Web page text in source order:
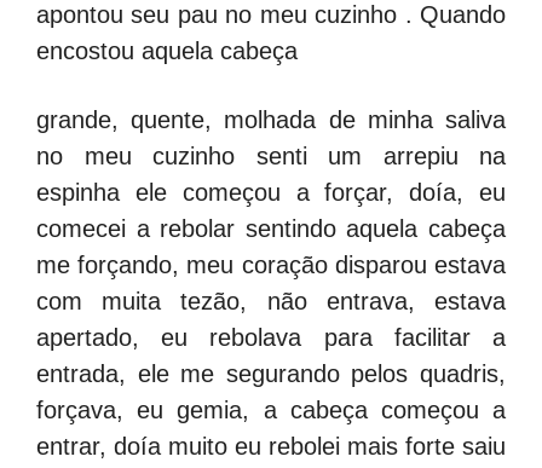
apontou seu pau no meu cuzinho . Quando
encostou aquela cabeça
grande, quente, molhada de minha saliva
no meu cuzinho senti um arrepiu na
espinha ele começou a forçar, doía, eu
comecei a rebolar sentindo aquela cabeça
me forçando, meu coração disparou estava
com muita tezão, não entrava, estava
apertado, eu rebolava para facilitar a
entrada, ele me segurando pelos quadris,
forçava, eu gemia, a cabeça começou a
entrar, doía muito eu rebolei mais forte saiu